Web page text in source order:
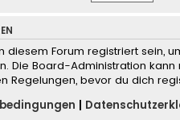
diesem Forum registriert sein,
Die Board-Administration
Regelungen, bevor du dich
|